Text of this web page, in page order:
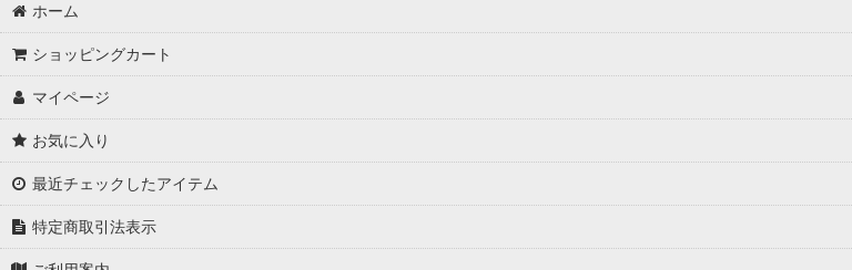
ホーム
ショッピングカート
マイページ
お気に入り
最近チェックしたアイテム
特定商取引法表示